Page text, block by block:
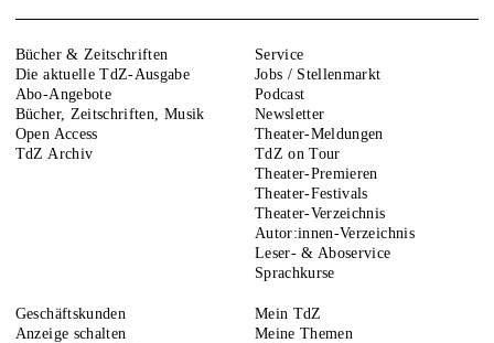
Bücher & Zeitschriften
Die aktuelle TdZ-Ausgabe
Abo-Angebote
Bücher, Zeitschriften, Musik
Open Access
TdZ Archiv
Service
Jobs / Stellenmarkt
Podcast
Newsletter
Theater-Meldungen
TdZ on Tour
Theater-Premieren
Theater-Festivals
Theater-Verzeichnis
Autor:innen-Verzeichnis
Leser- & Aboservice
Sprachkurse
Geschäftskunden
Anzeige schalten
Mein TdZ
Meine Themen